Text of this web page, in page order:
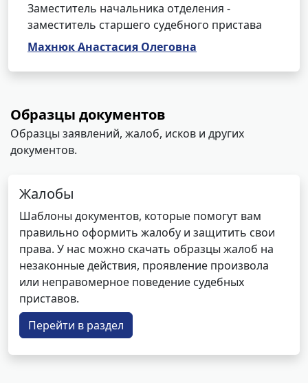
Заместитель начальника отделения -
заместитель старшего судебного пристава
Махнюк Анастасия Олеговна
Образцы документов
Образцы заявлений, жалоб, исков и других
документов.
Жалобы
Шаблоны документов, которые помогут вам
правильно оформить жалобу и защитить свои
права. У нас можно скачать образцы жалоб на
незаконные действия, проявление произвола
или неправомерное поведение судебных
приставов.
Перейти в раздел